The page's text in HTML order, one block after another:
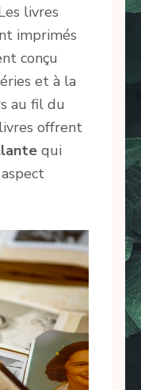
livres
imprimés
conçu
et à la
au fil du
offrent
qui